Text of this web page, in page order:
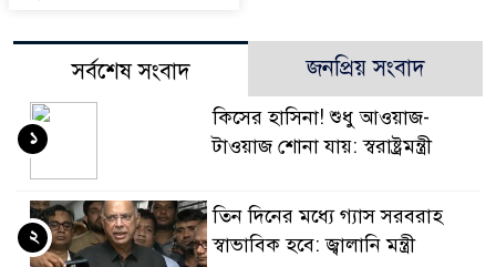
সর্বশেষ সংবাদ জনপ্রিয় সংবাদ
কিসের হাসিনা! শুধু আওয়াজ-
টাওয়াজ শোনা যায়: স্বরাষ্ট্রমন্ত্রী
১
তিন দিনের মধ্যে গ্যাস সরবরাহ
স্বাভাবিক হবে: জ্বালানি মন্ত্রী
২